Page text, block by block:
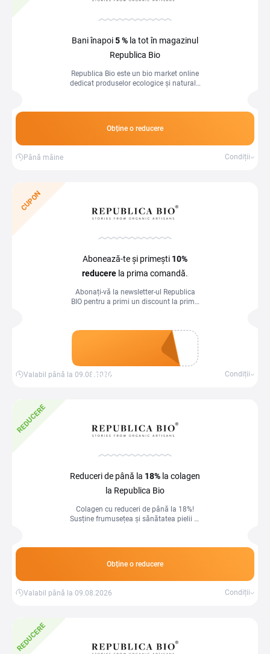
selecție cu ingrediente verificabile și fără aditivi sintetici,
alimentare. Gama include colagen, superalimente, uleiuri
presate la rece, ceaiuri și cosmetice naturale, cu accent pe
transparența compoziției față de retailerii generaliști.
Bani înapoi5 % la tot în magazinul
Republica Bio
Republica Bio este un bio market online
dedicat produselor ecologice și naturale,
Obține o reducere
Până mâine Condiții
CUPON
Abonează-te şi primeşti 10%
reducere la prima comandă.
Abonați-vă la newsletter-ul Republica
BIO pentru a primi un discount la prima
Obține un cupon
Valabil până la 09.08.2026 Condiții
REDUCERE
Reduceri de până la 18% la colagen
la Republica Bio
Colagen cu reduceri de până la 18%!
Susține frumusețea și sănătatea pielii la
Obține o reducere
Valabil până la 09.08.2026 Condiții
REDUCERE